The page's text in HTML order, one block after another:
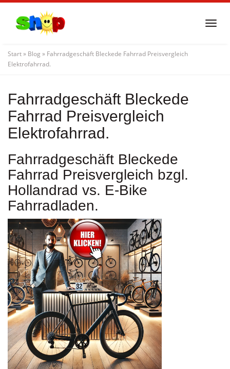
content
Start» Blog » Fahrradgeschäft Bleckede Fahrrad Preisvergleich
Elektrofahrrad.
Fahrradgeschäft Bleckede
Fahrrad Preisvergleich
Elektrofahrrad.
Fahrradgeschäft Bleckede
Fahrrad Preisvergleich bzgl.
Hollandrad vs. E-Bike
Fahrradladen.